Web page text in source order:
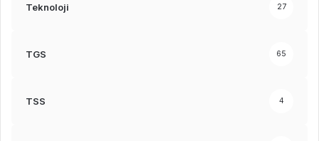
Teknoloji 27
TGS 65
TSS 4